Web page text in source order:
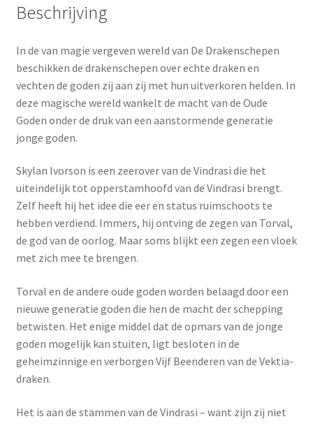
Beschrijving
In de van magie vergeven wereld van De Drakenschepen
beschikken de drakenschepen over echte draken en
vechten de goden zij aan zij met hun uitverkoren helden. In
deze magische wereld wankelt de macht van de Oude
Goden onder de druk van een aanstormende generatie
jonge goden.
Skylan Ivorson is een zeerover van de Vindrasi die het
uiteindelijk tot opperstamhoofd van de Vindrasi brengt.
Zelf heeft hij het idee die eer en status ruimschoots te
hebben verdiend. Immers, hij ontving de zegen van Torval,
de god van de oorlog. Maar soms blijkt een zegen een vloek
met zich mee te brengen.
Torval en de andere oude goden worden belaagd door een
nieuwe generatie goden die hen de macht der schepping
betwisten. Het enige middel dat de opmars van de jonge
goden mogelijk kan stuiten, ligt besloten in de
geheimzinnige en verborgen Vijf Beenderen van de Vektia-
draken.
Het is aan de stammen van de Vindrasi – want zijn zij niet